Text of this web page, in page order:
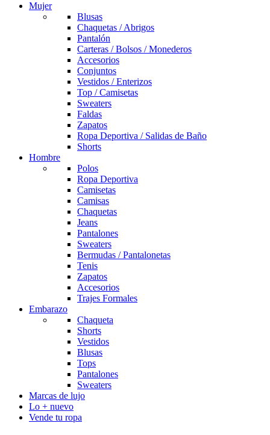
Mujer
Blusas
Chaquetas / Abrigos
Pantalón
Carteras / Bolsos / Monederos
Accesorios
Conjuntos
Vestidos / Enterizos
Top / Camisetas
Sweaters
Faldas
Zapatos
Ropa Deportiva / Salidas de Baño
Shorts
Hombre
Polos
Ropa Deportiva
Camisetas
Camisas
Chaquetas
Jeans
Pantalones
Sweaters
Bermudas / Pantalonetas
Tenis
Zapatos
Accesorios
Trajes Formales
Embarazo
Chaqueta
Shorts
Vestidos
Blusas
Tops
Pantalones
Sweaters
Marcas de lujo
Lo + nuevo
Vende tu ropa